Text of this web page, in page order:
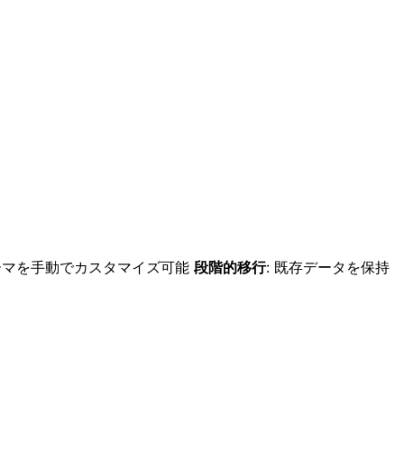
を手動でカスタマイズ可能 段階的移行: 既存データを保持